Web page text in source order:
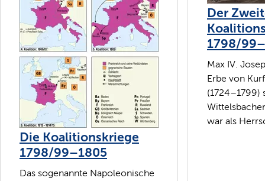
Die Koalitionskriege
1798/99–1805
Das sogenannte Napoleonische
Der
1798/
Max IV.
Erbe von
(1724–1799)
war als